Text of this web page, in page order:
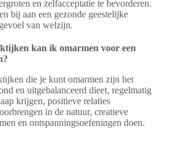
en zelfacceptatie te bevorderen.
bij aan een gezonde geestelijke
van welzijn.
kan ik omarmen voor een
die je kunt omarmen zijn het
en uitgebalanceerd dieet, regelmatig
krijgen, positieve relaties
in de natuur, creatieve
en ontspanningsoefeningen doen.